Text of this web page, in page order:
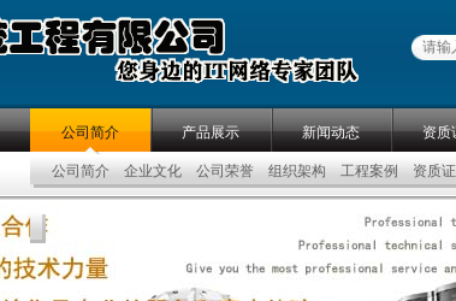
公司简介 产品展示 新闻动态 资质
公司简介 企业文化 公司荣誉 组织架构 工程案例 资质